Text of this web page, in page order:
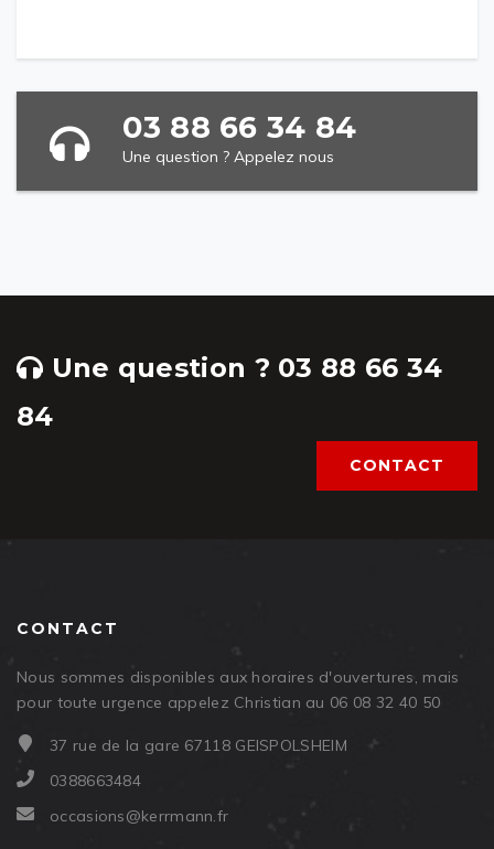
03 88 66 34 84
Une question ? Appelez nous
Une question ? 03 88 66 34
84
CONTACT
CONTACT
Nous sommes disponibles aux horaires d'ouvertures, mais
pour toute urgence appelez Christian au 06 08 32 40 50
37 rue de la gare 67118 GEISPOLSHEIM
0388663484
occasions@kerrmann.fr